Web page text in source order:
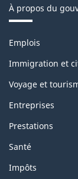
À propos du
Thèmes
sujets
Emplois
Immigration et
Voyage et
Entreprises
Prestations
Santé
Impôts